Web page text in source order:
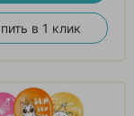
в 1 клик